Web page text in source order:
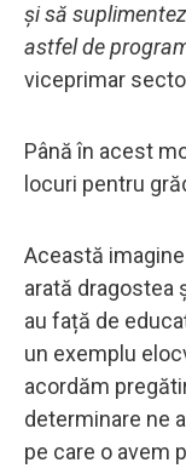
și să
astfel de
viceprimar
Până în acest
locuri pentru
Această
arată dragostea
au față de
un exemplu
acordăm
determinare ne
pe care o avem